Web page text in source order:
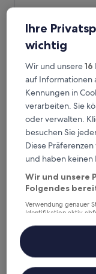
Novotel
Novotel
4.0-
Sterne-
Unterkunft
0,9 km von U-
von
10,
Hervorragend,
(932
Bewertungen)
H2 Hotel
H2 Hotel
H2 Hotel
Ihre
wichtig
Wir und unsere16
auf Informationen
Kennungen in
verarbeiten. Sie
oder verwalten.
besuchen Sie
Diese
und haben keinen
Wir und unsere
Folgendes
Verwendung genauer
Identifikation aktiv
Inhalte, Messung von
Zielgruppenforschung
Liste der Partner